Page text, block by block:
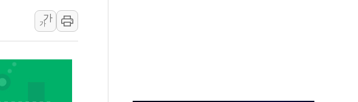
기지 누출, 백린 아닌 무해한 표면 부식 물질"
리업체서 불 2시간30여분만에 진화...외국인 노동자 숨져
'불금전파, 송정' 시즌2
11일째…온열질환·가축 피해 최소화 '총력 대응'
코인, ETF 자금 유입에도 박스권…美 암호화폐 법안 처리 여부도 변수
염 속 잠실 개표소 시위 '62일째'..."대부분 여기서 상주"
가
가